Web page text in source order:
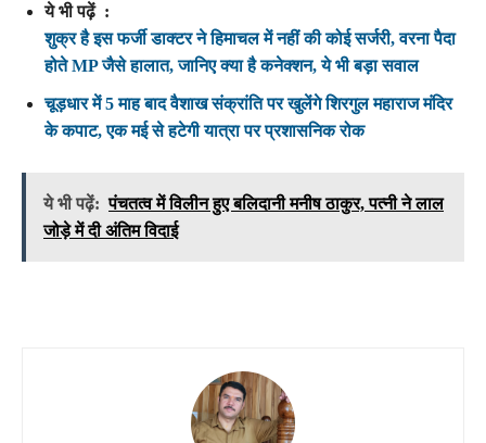
ये भी पढ़ें :
शुक्र है इस फर्जी डाक्टर ने हिमाचल में नहीं की कोई सर्जरी, वरना पैदा
होते MP जैसे हालात, जानिए क्या है कनेक्शन, ये भी बड़ा सवाल
चूड़धार में 5 माह बाद वैशाख संक्रांति पर खुलेंगे शिरगुल महाराज मंदिर
के कपाट, एक मई से हटेगी यात्रा पर प्रशासनिक रोक
ये भी पढ़ें: पंचतत्व में विलीन हुए बलिदानी मनीष ठाकुर, पत्नी ने लाल
जोड़े में दी अंतिम विदाई